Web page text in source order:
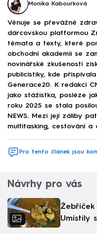
Monika Kabourková
Věnuje se převážně
dárcovskou platformou
témata a texty, které
obchodní akademii se
novinářské zkušenosti
publicistiky, kde
Generace20. K redakci
jako stážistka, posléze
roku 2025 se stala
NEWS. Mezi její záliby
multitasking, cestování
Pro tento článek jsou
Návrhy pro vás
Žebříček
Umístily